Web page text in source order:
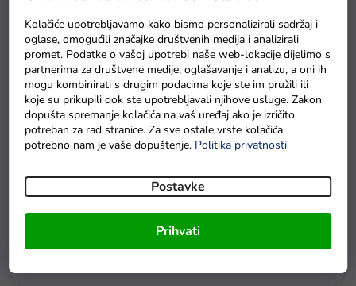
Kolačiće upotrebljavamo kako bismo personalizirali sadržaj i
oglase, omogućili značajke društvenih medija i analizirali
promet. Podatke o vašoj upotrebi naše web-lokacije dijelimo s
partnerima za društvene medije, oglašavanje i analizu, a oni ih
mogu kombinirati s drugim podacima koje ste im pružili ili
koje su prikupili dok ste upotrebljavali njihove usluge. Zakon
dopušta spremanje kolačića na vaš uređaj ako je izričito
potreban za rad stranice. Za sve ostale vrste kolačića
potrebno nam je vaše dopuštenje. Politika privatnosti
Postavke
Prihvati
Baterie GP Greencell R03 typ AAA 4 ks